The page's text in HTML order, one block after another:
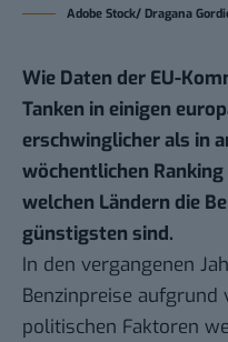
Adobe Stock/ Dragana
Wie Daten der EU-
Tanken in einigen
erschwinglicher als in
wöchentlichen
welchen Ländern die
günstigsten sind.
In den vergangenen
Benzinpreise
politischen Faktoren